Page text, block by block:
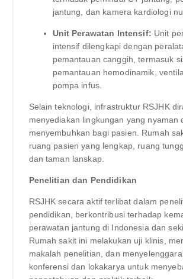
jantung, dan kamera kardiologi
Unit Perawatan Intensif: Unit
intensif dilengkapi dengan
pemantauan canggih, termasuk
pemantauan hemodinamik,
pompa infus.
Selain teknologi, infrastruktur RSJHK
menyediakan lingkungan yang nyaman
menyembuhkan bagi pasien. Rumah
ruang pasien yang lengkap, ruang
dan taman lanskap.
Penelitian dan Pendidikan
RSJHK secara aktif terlibat dalam
pendidikan, berkontribusi terhadap
perawatan jantung di Indonesia dan
Rumah sakit ini melakukan uji klinis,
makalah penelitian, dan
konferensi dan lokakarya untuk